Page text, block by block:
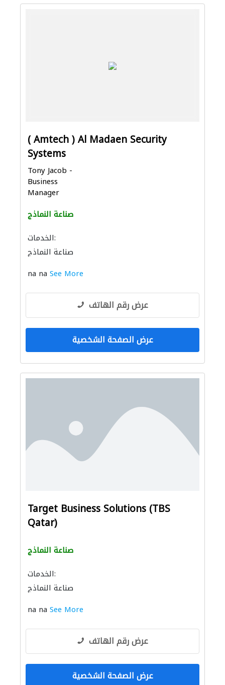
( Amtech ) Al Madaen Security
Systems
Tony Jacob -
Business
Manager
صناعة النماذج
الخدمات:
صناعة النماذج
na na See More
عرض رقم الهاتف
عرض الصفحة الشخصية
Target Business Solutions (TBS
Qatar)
صناعة النماذج
الخدمات:
صناعة النماذج
na na See More
عرض رقم الهاتف
عرض الصفحة الشخصية